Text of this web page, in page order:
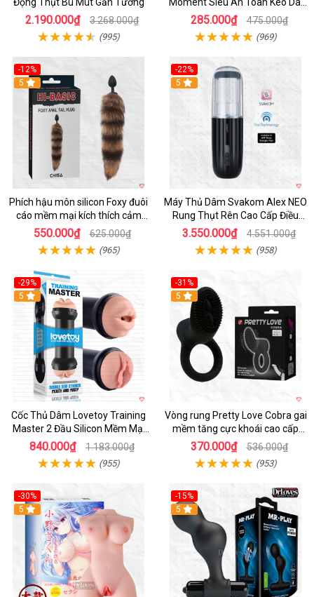
2.190.000₫ 3.268.000₫
(995)
Thời Gian
285.000₫ 475.000₫
(969)
-12%
Hot
5
Phích hậu môn silicon Foxy đuôi
cáo mềm mại kích thích cảm
giác mới
550.000₫ 625.000₫
(965)
-22%
5
Máy Thủ Dâm Svakom Alex NEO
Rung Thụt Rên Cao Cấp Điều
Khiển App
3.550.000₫ 4.551.000₫
(958)
-29%
Hot
5
Cốc Thủ Dâm Lovetoy Training
Master 2 Đầu Silicon Mềm Mại
Tiện Lợi
840.000₫ 1.183.000₫
(955)
-31%
5
Vòng rung Pretty Love Cobra gai
mềm tăng cực khoái cao cấp
chính hãng
370.000₫ 536.000₫
(953)
-30%
Hot
5
-15%
Hot
5